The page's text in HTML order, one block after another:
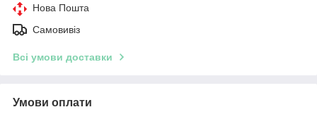
Нова Пошта
Самовивіз
Всі умови доставки
Умови оплати